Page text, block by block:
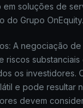
em soluções de
do Grupo OnEquity.
A negociação de
riscos
os investidores.
e pode resultar
devem